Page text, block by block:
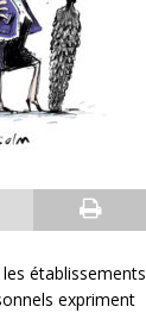
établissements
expriment